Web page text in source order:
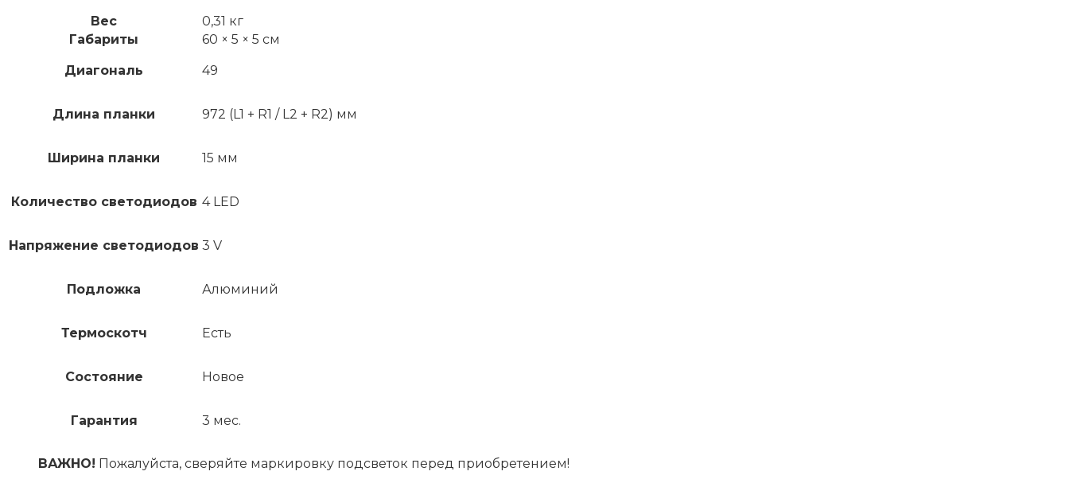
Вес
0,31 кг
Габариты
60 × 5 × 5 см
Диагональ 49
Длина планки 972 (L1 + R1 / L2 + R2) мм
Ширина планки 15 мм
Количество светодиодов 4 LED
Напряжение светодиодов 3 V
Подложка Алюминий
Термоскотч Есть
Состояние Новое
Гарантия 3 мес.
ВАЖНО! Пожалуйста, сверяйте маркировку подсветок перед приобретением!